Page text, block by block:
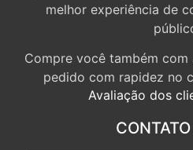
melhor experiência de
Compre você também com
pedido com rapidez no
Avaliação dos